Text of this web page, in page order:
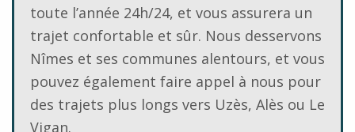
toute l’année 24h/24, et vous assurera un
trajet confortable et sûr. Nous desservons
Nîmes et ses communes alentours, et vous
pouvez également faire appel à nous pour
des trajets plus longs vers Uzès, Alès ou Le
Vigan.